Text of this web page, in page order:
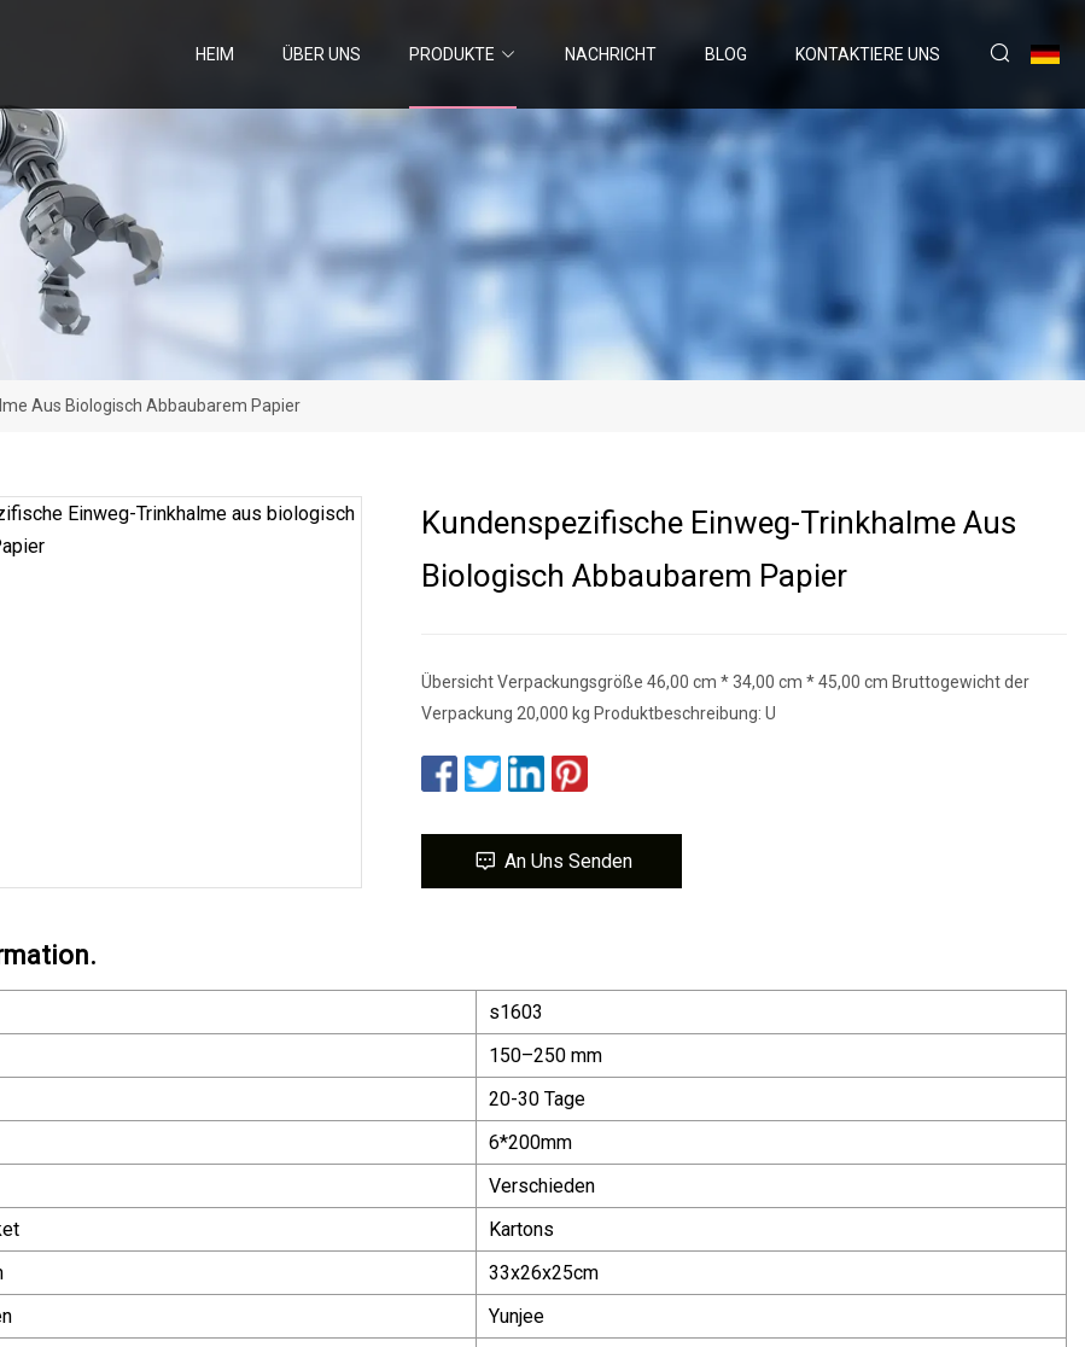
HEIM ÜBER UNS PRODUKTE NACHRICHT BLOG KONTAKTIERE UNS
Aus Biologisch Abbaubarem Papier
Kundenspezifische Einweg-Trinkhalme Aus
Biologisch Abbaubarem Papier
Übersicht Verpackungsgröße 46,00 cm * 34,00 cm * 45,00 cm Bruttogewicht der
Verpackung 20,000 kg Produktbeschreibung: U
An Uns Senden
s1603
150–250 mm
20-30 Tage
6*200mm
Verschieden
Kartons
33x26x25cm
Yunjee